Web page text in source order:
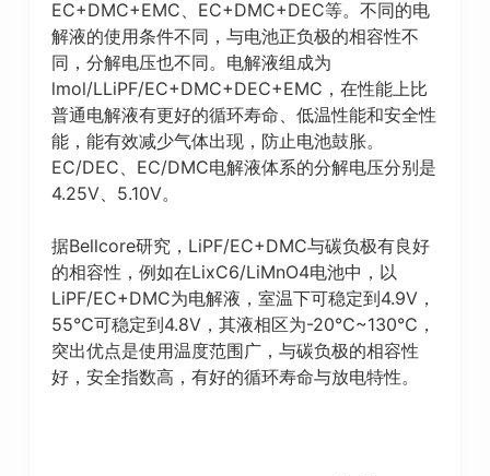
EC+DMC+EMC、EC+DMC+DEC等。不同的电
解液的使用条件不同，与电池正负极的相容性不
同，分解电压也不同。电解液组成为
lmol/LLiPF/EC+DMC+DEC+EMC，在性能上比
普通电解液有更好的循环寿命、低温性能和安全性
能，能有效减少气体出现，防止电池鼓胀。
EC/DEC、EC/DMC电解液体系的分解电压分别是
4.25V、5.10V。
据Bellcore研究，LiPF/EC+DMC与碳负极有良好
的相容性，例如在LixC6/LiMnO4电池中，以
LiPF/EC+DMC为电解液，室温下可稳定到4.9V，
55℃可稳定到4.8V，其液相区为-20℃~130℃，
突出优点是使用温度范围广，与碳负极的相容性
好，安全指数高，有好的循环寿命与放电特性。